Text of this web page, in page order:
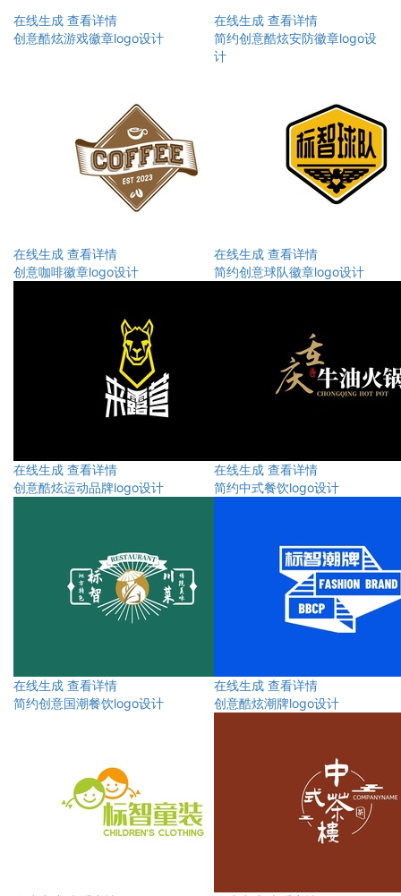
在线生成 查看详情
创意酷炫游戏徽章logo设计
在线生成 查看详情
简约创意酷炫安防徽章logo设
计
在线生成 查看详情
创意咖啡徽章logo设计
在线生成 查看详情
简约创意球队徽章logo设计
在线生成 查看详情
创意酷炫运动品牌logo设计
在线生成 查看详情
简约中式餐饮logo设计
在线生成 查看详情
简约创意国潮餐饮logo设计
在线生成 查看详情
创意酷炫潮牌logo设计